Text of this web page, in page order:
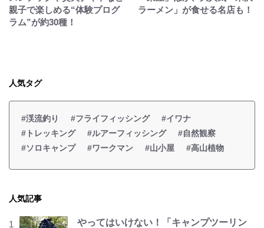
親子で楽しめる“体験プログ
ラム”が約30種！
ラーメン」が食せる名店も！
人気タグ
#渓流釣り #フライフィッシング
#イワナ
#トレッキング
#ルアーフィッシング
#自然観察
#ソロキャンプ
#ワークマン #山小屋 #高山植物
人気記事
やってはいけない！「キャンプツーリン